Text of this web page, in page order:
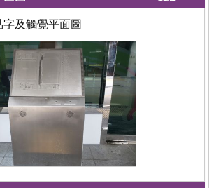
及觸覺平面圖